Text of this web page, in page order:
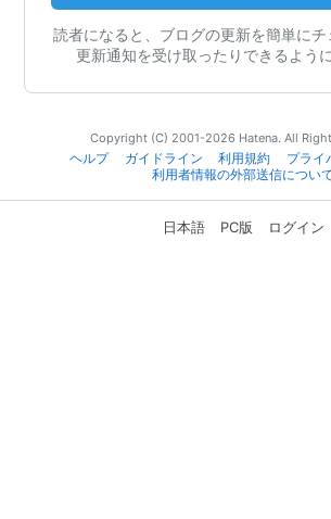
読者になると、ブログの更新を簡単にチ
更新通知を受け取ったりできるよう
Copyright (C) 2001-2026 Hatena. All
ヘルプ
ガイドライン 利用規約
プライ
利用者情報の外部送信につい
日本語 PC版 ログイン